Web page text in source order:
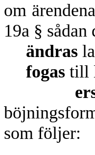
om
19a §
ändras
fogas till
som följer: